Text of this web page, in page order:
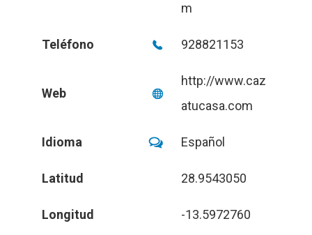
m
Teléfono 928821153
Web
http://www.caz
atucasa.com
Idioma Español
Latitud 28.9543050
Longitud -13.5972760